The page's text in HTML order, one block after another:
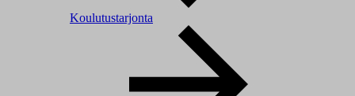
Koulutustarjonta